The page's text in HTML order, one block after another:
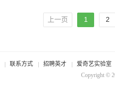
上一页 1 2
联系方式 招聘英才
爱奇艺实验室
Copyright ©